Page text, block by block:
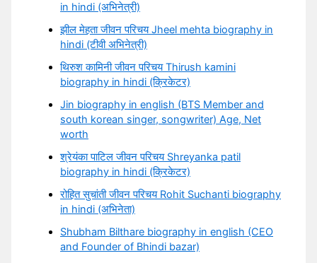
in hindi (अभिनेत्री)
झील मेहता जीवन परिचय Jheel mehta biography in
hindi (टीवी अभिनेत्री)
थिरुश कामिनी जीवन परिचय Thirush kamini
biography in hindi (क्रिकेटर)
Jin biography in english (BTS Member and
south korean singer, songwriter) Age, Net
worth
श्रेयंका पाटिल जीवन परिचय Shreyanka patil
biography in hindi (क्रिकेटर)
रोहित सुचांती जीवन परिचय Rohit Suchanti biography
in hindi (अभिनेता)
Shubham Bilthare biography in english (CEO
and Founder of Bhindi bazar)